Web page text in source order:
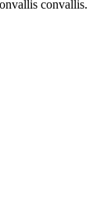
convallis.